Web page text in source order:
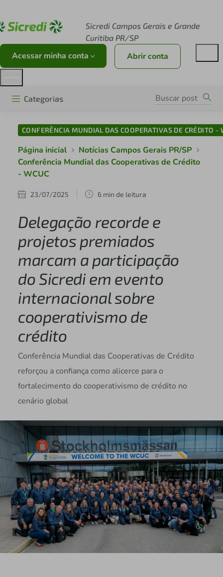
Sicredi Campos Gerais e Grande
Curitiba PR/SP
Acessar minha conta Abrir conta
Categorias
CONFERÊNCIA MUNDIAL DAS COOPERATIVAS DE CRÉDITO -
Página inicial
Notícias Campos Gerais PR/SP
Conferência Mundial das Cooperativas de Crédito
- WCUC
23/07/2025 6 min de leitura
Delegação recorde e
projetos premiados
marcam a participação
do Sicredi em evento
internacional sobre
cooperativismo de
crédito
Conferência Mundial das Cooperativas de Crédito
reforçou a confiança como alicerce para o
fortalecimento do cooperativismo de crédito no
cenário global